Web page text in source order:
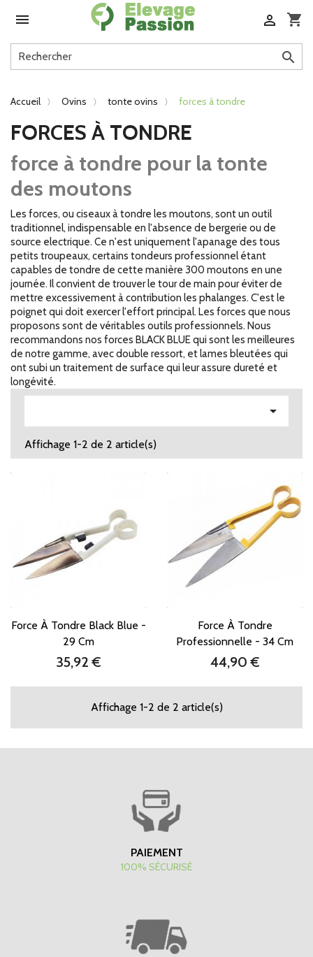
 shopping_cart


Accueil Ovins tonte ovins forces à tondre
FORCES À TONDRE
force à tondre pour la tonte
des moutons
Les forces, ou ciseaux à tondre les moutons, sont un outil
traditionnel, indispensable en l'absence de bergerie ou de
source electrique. Ce n'est uniquement l'apanage des tous
petits troupeaux, certains tondeurs professionnel étant
capables de tondre de cette manière 300 moutons en une
journée. Il convient de trouver le tour de main pour éviter de
mettre excessivement à contribution les phalanges. C'est le
poignet qui doit exercer l'effort principal. Les forces que nous
proposons sont de véritables outils professionnels. Nous
recommandons nos forces BLACK BLUE qui sont les meilleures
de notre gamme, avec double ressort, et lames bleutées qui
ont subi un traitement de surface qui leur assure dureté et
longévité.

Affichage 1-2 de 2 article(s)
Force À Tondre Black Blue -
29 Cm
Prix
35,92 €
Force À Tondre
Professionnelle - 34 Cm
Prix
44,90 €
Affichage 1-2 de 2 article(s)
PAIEMENT
100% SÉCURISÉ